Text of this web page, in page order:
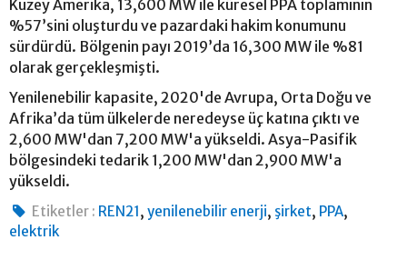
Kuzey Amerika, 13,600 MW ile küresel PPA toplamının
%57’sini oluşturdu ve pazardaki hakim konumunu
sürdürdü. Bölgenin payı 2019’da 16,300 MW ile %81
olarak gerçekleşmişti.
Yenilenebilir kapasite, 2020'de Avrupa, Orta Doğu ve
Afrika’da tüm ülkelerde neredeyse üç katına çıktı ve
2,600 MW'dan 7,200 MW'a yükseldi. Asya-Pasifik
bölgesindeki tedarik 1,200 MW'dan 2,900 MW'a
yükseldi.
Etiketler : REN21,yenilenebilir enerji, şirket, PPA,
elektrik